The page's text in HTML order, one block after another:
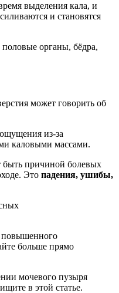
выделения кала, и
и становятся
половые органы, бёдра,
может говорить об
из-за
каловыми массами.
причиной болевых
Это падения, ушибы,
повышенного
больше прямо
мочевого пузыря
в этой статье.